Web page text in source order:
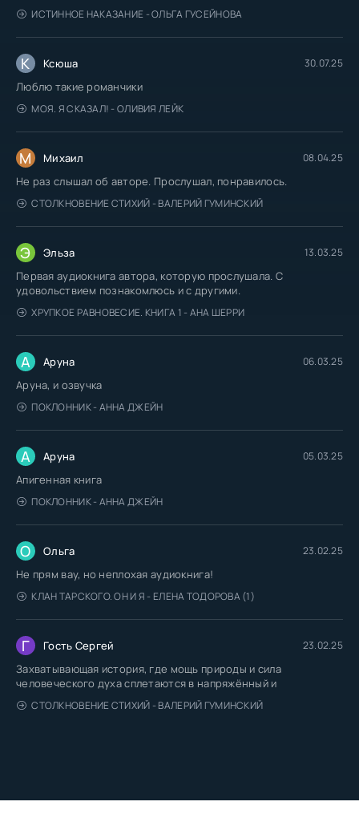
ИСТИННОЕ НАКАЗАНИЕ - ОЛЬГА ГУСЕЙНОВА
К Ксюша 30.07.25
Люблю такие романчики
МОЯ. Я СКАЗАЛ! - ОЛИВИЯ ЛЕЙК
М Михаил 08.04.25
Не раз слышал об авторе. Прослушал, понравилось.
СТОЛКНОВЕНИЕ СТИХИЙ - ВАЛЕРИЙ ГУМИНСКИЙ
Э Эльза 13.03.25
Первая аудиокнига автора, которую прослушала. С
удовольствием познакомлюсь и с другими.
ХРУПКОЕ РАВНОВЕСИЕ. КНИГА 1 - АНА ШЕРРИ
А Аруна 06.03.25
Аруна, и озвучка
ПОКЛОННИК - АННА ДЖЕЙН
А Аруна 05.03.25
Апигенная книга
ПОКЛОННИК - АННА ДЖЕЙН
О Ольга 23.02.25
Не прям вау, но неплохая аудиокнига!
КЛАН ТАРСКОГО. ОН И Я - ЕЛЕНА ТОДОРОВА (1)
Г Гость Сергей 23.02.25
Захватывающая история, где мощь природы и сила
человеческого духа сплетаются в напряжённый и
СТОЛКНОВЕНИЕ СТИХИЙ - ВАЛЕРИЙ ГУМИНСКИЙ